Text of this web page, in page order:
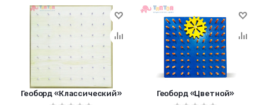
Геоборд «Классический» Геоборд «Цветной»